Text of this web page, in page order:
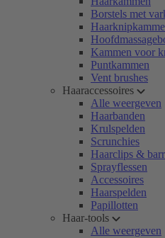
Borstels met
Kammen voor
Puntkammen
Vent brushes
Haaraccessoires
Alle weergeven
Haarbanden
Krulspelden
Scrunchies
Haarclips &
Sprayflessen
Accessoires
Haarspelden
Papillotten
Haar-tools
Alle weergeven